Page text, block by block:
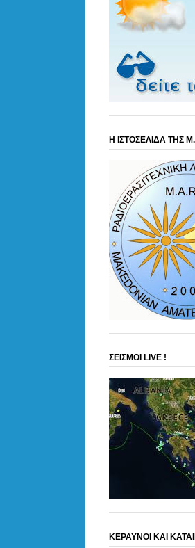
Η ΙΣΤΟΣΕΛΙΔΑ ΤΗΣ
ΣΕΙΣΜΟΙ LIVE !
ΚΕΡΑΥΝΟΙ ΚΑΙ